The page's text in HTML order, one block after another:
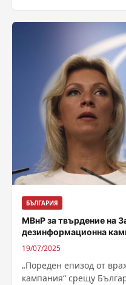
БЪЛГАРИЯ
МВнР за твърдение на
дезинформационна
19/07/2025
„Пореден епизод от
кампания“ срещу